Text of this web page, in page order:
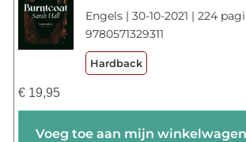
Engels | 30-10-2021 | 224
9780571329311
Hardback
€19,95